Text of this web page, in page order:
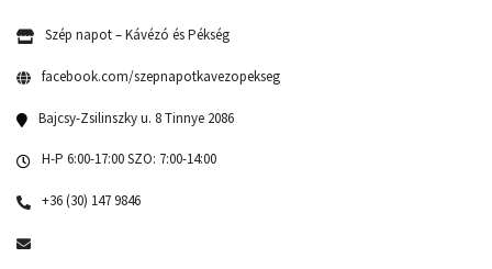
Szép napot – Kávézó és Pékség
facebook.com/szepnapotkavezopekseg
Bajcsy-Zsilinszky u. 8 Tinnye 2086
H-P 6:00-17:00 SZO: 7:00-14:00
+36 (30) 147 9846